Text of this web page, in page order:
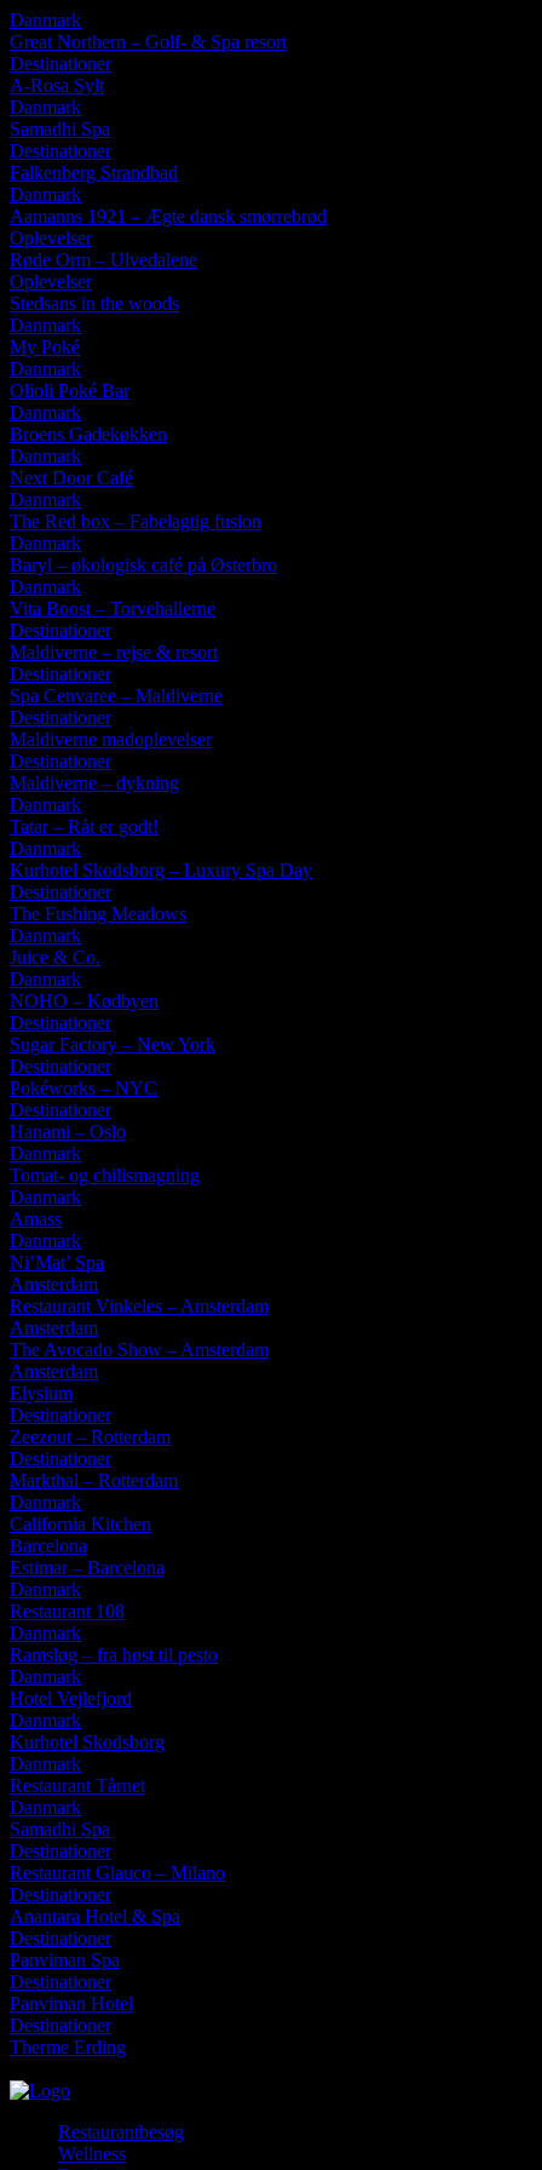
Danmark
Great Northern – Golf- & Spa resort
Destinationer
A-Rosa Sylt
Danmark
Samadhi Spa
Destinationer
Falkenberg Strandbad
Danmark
Aamanns 1921 – Ægte dansk smørrebrød
Oplevelser
Røde Orm – Ulvedalene
Oplevelser
Stedsans in the woods
Danmark
My Poké
Danmark
Olioli Poké Bar
Danmark
Broens Gadekøkken
Danmark
Next Door Café
Danmark
The Red box – Fabelagtig fusion
Danmark
Baryl – økologisk café på Østerbro
Danmark
Vita Boost – Torvehallerne
Destinationer
Maldiverne – rejse & resort
Destinationer
Spa Cenvaree – Maldiverne
Destinationer
Maldiverne madoplevelser
Destinationer
Maldiverne – dykning
Danmark
Tatar – Råt er godt!
Danmark
Kurhotel Skodsborg – Luxury Spa Day
Destinationer
The Fushing Meadows
Danmark
Juice & Co.
Danmark
NOHO – Kødbyen
Destinationer
Sugar Factory – New York
Destinationer
Pokéworks – NYC
Destinationer
Hanami – Oslo
Danmark
Tomat- og chilismagning
Danmark
Amass
Danmark
Ni’Mat’ Spa
Amsterdam
Restaurant Vinkeles – Amsterdam
Amsterdam
The Avocado Show – Amsterdam
Amsterdam
Elysium
Destinationer
Zeezout – Rotterdam
Destinationer
Markthal – Rotterdam
Danmark
California Kitchen
Barcelona
Estimar – Barcelona
Danmark
Restaurant 108
Danmark
Ramsløg – fra høst til pesto
Danmark
Hotel Vejlefjord
Danmark
Kurhotel Skodsborg
Danmark
Restaurant Tårnet
Danmark
Samadhi Spa
Destinationer
Restaurant Glauco – Milano
Destinationer
Anantara Hotel & Spa
Destinationer
Panviman Spa
Destinationer
Panviman Hotel
Destinationer
Therme Erding
Restaurantbesøg
Wellness